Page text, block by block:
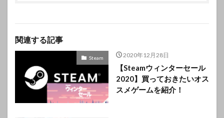
関連する記事
Steam 2020年12月28日
【Steamウィンターセール
2020】買っておきたいオス
スメゲームを紹介！